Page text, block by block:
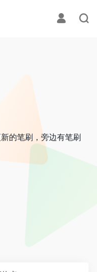
的笔刷，旁边有笔刷